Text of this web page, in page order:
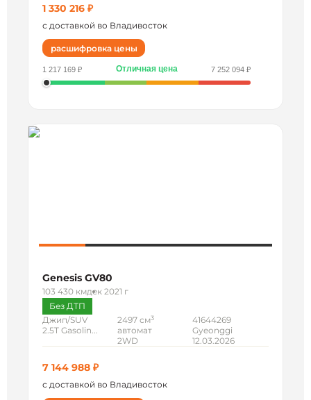
1 330 216 ₽
с доставкой во Владивосток
расшифровка цены
1 217 169 ₽ Отличная цена 7 252 094 ₽
Genesis GV80
103 430 кмдек 2021 г
Без ДТП
Джип/SUV
2.5T Gasolin...
2497 см3
автомат
2WD
41644269
Gyeonggi
12.03.2026
7 144 988 ₽
с доставкой во Владивосток